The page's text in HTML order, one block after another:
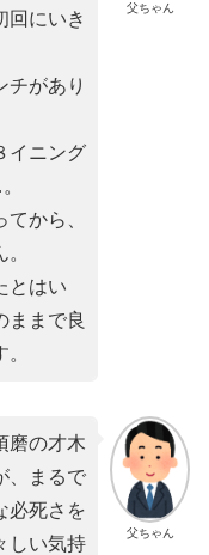
父ちゃん
回にいき
チがあり
イニング
から、
とはい
ままで良
父ちゃん
磨の才木
、まるで
必死さを
しい気持